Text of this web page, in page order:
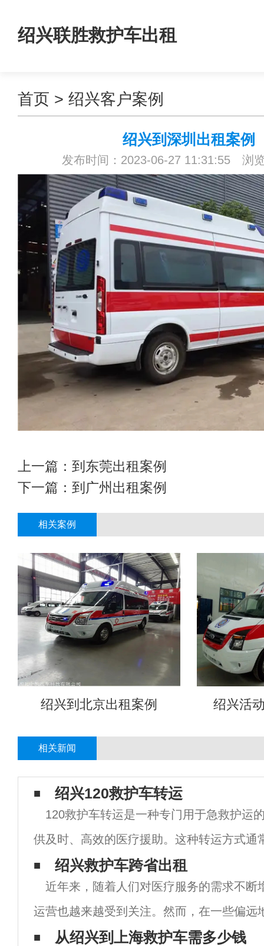
绍兴联胜救护车出租
首页 > 绍兴客户案例
绍兴到深圳出租案例
发布时间：2023-06-27 11:31:55 浏
上一篇： 到东莞出租案例
下一篇： 到广州出租案例
相关案例
绍兴到北京出租案例 绍兴活
相关新闻
绍兴120救护车转运
120救护车转运是一种专门用于急救护运
供及时、高效的医疗援助。这种转运方式通
人员驾驶和护理，以确保患者在转运过程中
照顾。 首先，120救护车转运具有高度的急
绍兴救护车跨省出租
近年来，随着人们对医疗服务的需求不断
运营也越来越受到关注。然而，在一些偏远
车数量不足，或者救护车设备不够先进，导
从绍兴到上海救护车需多少钱